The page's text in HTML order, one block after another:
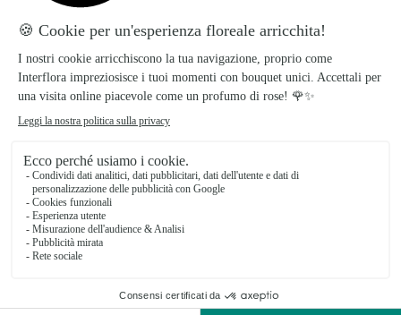
49.99 €